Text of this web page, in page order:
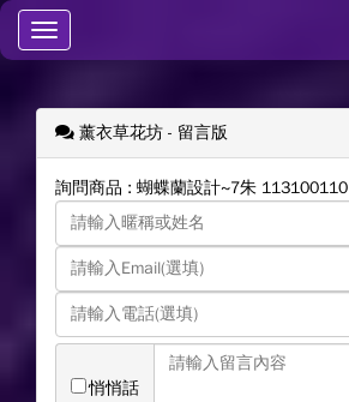
Toggle
navigation
薰衣草花坊 - 留言版
詢問商品 : 蝴蝶蘭設計~7朱 113100110
悄悄話